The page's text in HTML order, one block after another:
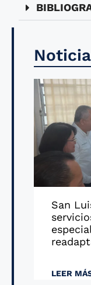
San
LEER